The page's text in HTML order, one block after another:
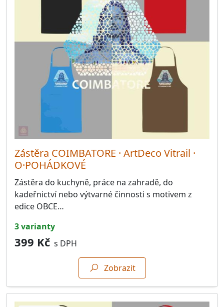
Zástěra COIMBATORE · ArtDeco Vitrail ·
O·POHÁDKOVÉ
Zástěra do kuchyně, práce na zahradě, do
kadeřnictví nebo výtvarné činnosti s motivem z
edice OBCE…
3 varianty
399 Kč s DPH
Zobrazit